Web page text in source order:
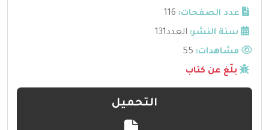
عدد الصفحات: 116
سنة النشر: العدد131
مشاهدات:
بلّغ عن كتاب
التحميل